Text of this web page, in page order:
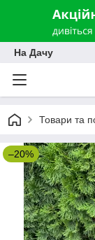
На Дачу
Товари та
–20%